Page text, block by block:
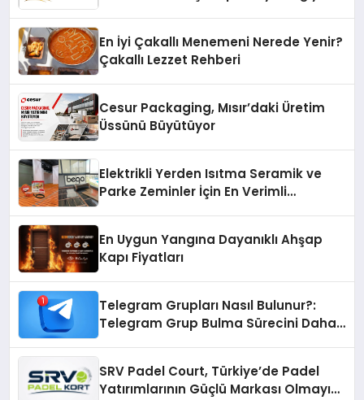
En İyi Çakallı Menemeni Nerede Yenir?
Çakallı Lezzet Rehberi
Cesur Packaging, Mısır’daki Üretim
Üssünü Büyütüyor
Elektrikli Yerden Isıtma Seramik ve
Parke Zeminler İçin En Verimli
En Uygun Yangına Dayanıklı Ahşap
Kapı Fiyatları
Telegram Grupları Nasıl Bulunur?:
Telegram Grup Bulma Sürecini Daha
SRV Padel Court, Türkiye’de Padel
Yatırımlarının Güçlü Markası Olmayı